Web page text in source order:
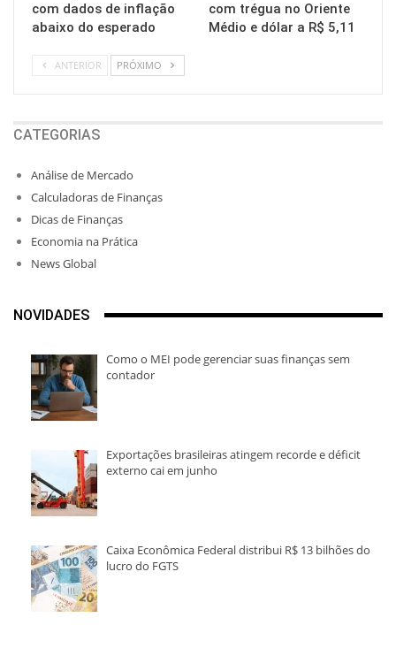
com dados de inflação
abaixo do esperado
com trégua no Oriente
Médio e dólar a R$ 5,11
ANTERIOR PRÓXIMO
CATEGORIAS
Análise de Mercado
Calculadoras de Finanças
Dicas de Finanças
Economia na Prática
News Global
NOVIDADES
Como o MEI pode gerenciar suas finanças sem
contador
Exportações brasileiras atingem recorde e déficit
externo cai em junho
Caixa Econômica Federal distribui R$ 13 bilhões do
lucro do FGTS